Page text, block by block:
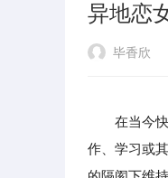
异地恋
毕香欣
在当今
作、学习或